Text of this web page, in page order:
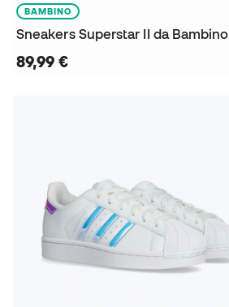
BAMBINO
Sneakers Superstar II da Bambino
89,99 €